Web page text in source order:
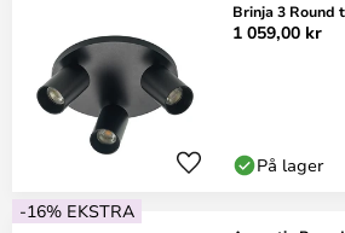
Brinja 3 Round
1 059,00 kr
På lager
-16% EKSTRA